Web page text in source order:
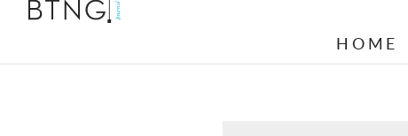
HOME